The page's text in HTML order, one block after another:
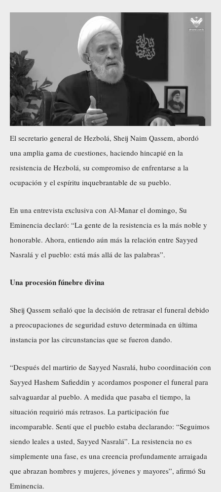
El secretario general de Hezbolá, Sheij Naim Qassem, abordó
una amplia gama de cuestiones, haciendo hincapié en la
resistencia de Hezbolá, su compromiso de enfrentarse a la
ocupación y el espíritu inquebrantable de su pueblo.
En una entrevista exclusiva con Al-Manar el domingo, Su
Eminencia declaró: “La gente de la resistencia es la más noble y
honorable. Ahora, entiendo aún más la relación entre Sayyed
Nasralá y el pueblo: está más allá de las palabras”.
Una procesión fúnebre divina
Sheij Qassem señaló que la decisión de retrasar el funeral debido
a preocupaciones de seguridad estuvo determinada en última
instancia por las circunstancias que se fueron dando.
“Después del martirio de Sayyed Nasralá, hubo coordinación con
Sayyed Hashem Safieddin y acordamos posponer el funeral para
salvaguardar al pueblo. A medida que pasaba el tiempo, la
situación requirió más retrasos. La participación fue
incomparable. Sentí que el pueblo estaba declarando: “Seguimos
siendo leales a usted, Sayyed Nasralá”. La resistencia no es
simplemente una fase, es una creencia profundamente arraigada
que abrazan hombres y mujeres, jóvenes y mayores”, afirmó Su
Eminencia.